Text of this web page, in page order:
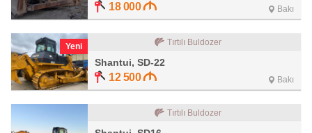
18 000 Bakı
Yeni Tırtılı Buldozer
Shantui, SD-22
12 500 Bakı
Tırtılı Buldozer